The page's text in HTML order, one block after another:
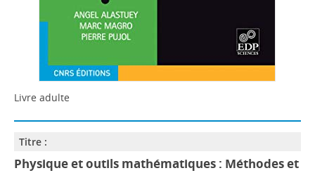
Livre adulte
Titre :
Physique et outils mathématiques : Méthodes et